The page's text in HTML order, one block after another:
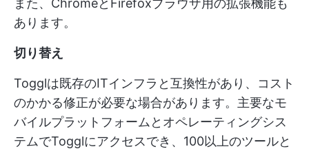
また、ChromeとFirefoxブラウザ用の拡張機能も
あります。
切り替え
Togglは既存のITインフラと互換性があり、コスト
のかかる修正が必要な場合があります。主要なモ
バイルプラットフォームとオペレーティングシス
テムでTogglにアクセスでき、100以上のツールと